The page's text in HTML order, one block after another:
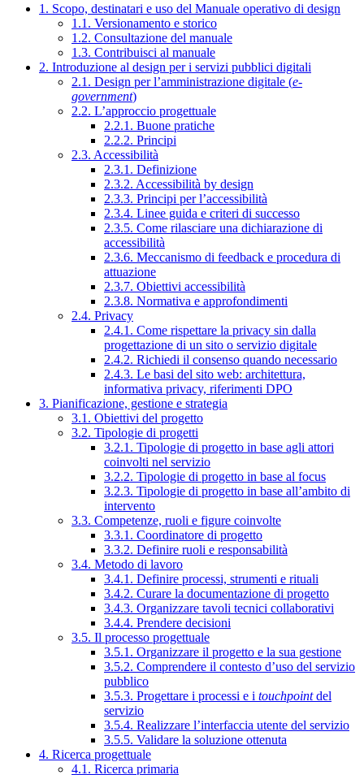
1. Scopo, destinatari e uso del Manuale operativo di design
1.1. Versionamento e storico
1.2. Consultazione del manuale
1.3. Contribuisci al manuale
2. Introduzione al design per i servizi pubblici digitali
2.1. Design per l’amministrazione digitale (e-
government)
2.2. L’approccio progettuale
2.2.1. Buone pratiche
2.2.2. Principi
2.3. Accessibilità
2.3.1. Definizione
2.3.2. Accessibilità by design
2.3.3. Principi per l’accessibilità
2.3.4. Linee guida e criteri di successo
2.3.5. Come rilasciare una dichiarazione di
accessibilità
2.3.6. Meccanismo di feedback e procedura di
attuazione
2.3.7. Obiettivi accessibilità
2.3.8. Normativa e approfondimenti
2.4. Privacy
2.4.1. Come rispettare la privacy sin dalla
progettazione di un sito o servizio digitale
2.4.2. Richiedi il consenso quando necessario
2.4.3. Le basi del sito web: architettura,
informativa privacy, riferimenti DPO
3. Pianificazione, gestione e strategia
3.1. Obiettivi del progetto
3.2. Tipologie di progetti
3.2.1. Tipologie di progetto in base agli attori
coinvolti nel servizio
3.2.2. Tipologie di progetto in base al focus
3.2.3. Tipologie di progetto in base all’ambito di
intervento
3.3. Competenze, ruoli e figure coinvolte
3.3.1. Coordinatore di progetto
3.3.2. Definire ruoli e responsabilità
3.4. Metodo di lavoro
3.4.1. Definire processi, strumenti e rituali
3.4.2. Curare la documentazione di progetto
3.4.3. Organizzare tavoli tecnici collaborativi
3.4.4. Prendere decisioni
3.5. Il processo progettuale
3.5.1. Organizzare il progetto e la sua gestione
3.5.2. Comprendere il contesto d’uso del servizio
pubblico
3.5.3. Progettare i processi e i touchpointdel
servizio
3.5.4. Realizzare l’interfaccia utente del servizio
3.5.5. Validare la soluzione ottenuta
4. Ricerca progettuale
4.1. Ricerca primaria